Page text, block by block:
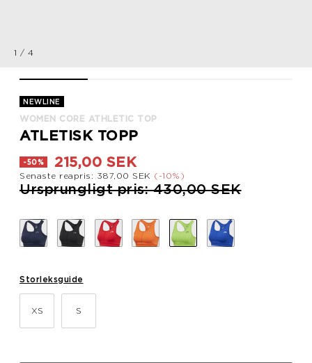
1 / 4
NEWLINE
WOMEN CORE ATHLETIC TOP
ATLETISK TOPP
-50% 215,00 SEK
Senaste reapris: 387,00 SEK (-10%)
Pris nedsatt från
Ursprungligt pris: 430,00 SEKtill
Storleksguide
XS S